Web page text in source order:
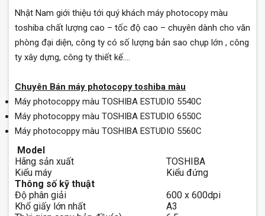
Nhật Nam giới thiệu tới quý khách máy photocopy màu
toshiba chất lượng cao – tốc độ cao – chuyên dành cho văn
phòng đại diện, công ty có số lượng bản sao chụp lớn , công
ty xây dựng, công ty thiết kế….
Chuyên Bán máy photocopy toshiba màu
Máy photocoppy màu TOSHIBA ESTUDIO 5540C
Máy photocoppy màu TOSHIBA ESTUDIO 6550C
Máy photocoppy màu TOSHIBA ESTUDIO 5560C
Model
Hãng sản xuất
TOSHIBA
Kiểu máy
Kiểu đứng
Thông số kỹ thuật
Độ phân giải
600 x 600dpi
Khổ giấy lớn nhất
A3